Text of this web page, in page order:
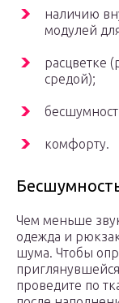
наличию
модулей
расцветке
средой);
комфорту.
Чем меньше
одежда и
шума. Чтобы
проведите по